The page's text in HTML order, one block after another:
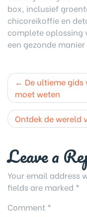
box, inclusief
chicoreikoffie en
complete oplossing
een gezonde
Post
navigation
De ultieme gids
moet weten
Ontdek de wereld
Leave a
Your email address
fields are marked *
Comment *